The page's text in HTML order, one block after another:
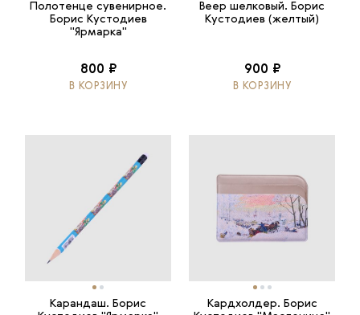
Полотенце сувенирное.
Борис Кустодиев
"Ярмарка"
800 ₽
В КОРЗИНУ
Веер шелковый. Борис
Кустодиев (желтый)
900 ₽
В КОРЗИНУ
Карандаш. Борис
Кардхолдер. Борис